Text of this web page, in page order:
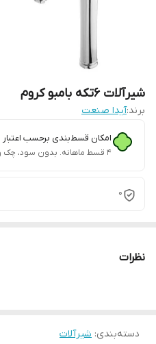
شیرآلات 6تکه بامبو کروم
برند:آیدا صنعت
امکان قسط‌بندی برحسب
۴ قسط ماهانه. بدون سود، چک و ضامن.
0
نظرات
دسته‌بندی: شیرآلات